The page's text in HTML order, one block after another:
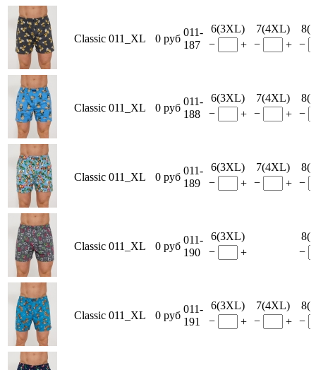
Classic 011_XL 0 руб
011-
187
6(3XL)
−
+
7(4XL)
−
+ −
Classic 011_XL 0 руб
011-
188
6(3XL)
−
+
7(4XL)
−
+ −
Classic 011_XL 0 руб
011-
189
6(3XL)
−
+
7(4XL)
−
+ −
Classic 011_XL 0 руб
011-
190
6(3XL)
−
+
−
Classic 011_XL 0 руб
011-
191
6(3XL)
−
+
7(4XL)
−
+ −